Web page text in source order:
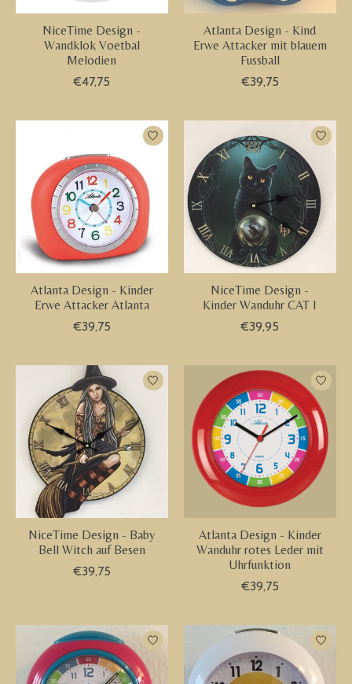
NiceTime Design -
Wandklok Voetbal
Melodien
€47,75
Atlanta Design - Kind
Erwe Attacker mit blauem
Fussball
€39,75
Atlanta Design - Kinder
Erwe Attacker Atlanta
€39,75
NiceTime Design -
Kinder Wanduhr CAT I
€39,95
NiceTime Design - Baby
Bell Witch auf Besen
€39,75
Atlanta Design - Kinder
Wanduhr rotes Leder mit
Uhrfunktion
€39,75